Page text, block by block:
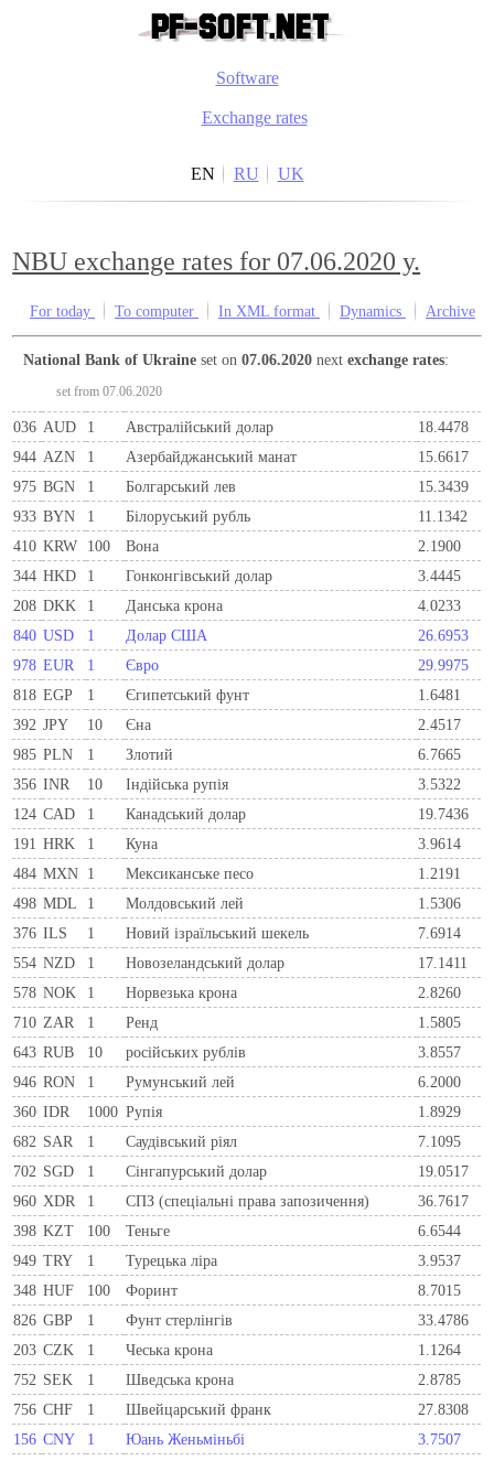
Software
Exchange rates
EN RU UK
NBU exchange rates for 07.06.2020 y.
For today To computer In XML format Dynamics Archive
National Bank of Ukraine set on07.06.2020 nextexchange rates:
set from 07.06.2020
036 AUD 1 Австралійський долар
18.4478
944 AZN 1 Азербайджанський манат
15.6617
975 BGN 1 Болгарський лев
15.3439
933 BYN 1 Бiлоруський рубль
11.1342
410 KRW 100 Вона
2.1900
344 HKD 1 Гонконгівський долар
3.4445
208 DKK 1 Данська крона
4.0233
840 USD 1 Долар США
26.6953
978 EUR 1 Євро
29.9975
818 EGP 1 Єгипетський фунт
1.6481
392 JPY 10 Єна
2.4517
985 PLN 1 Злотий
6.7665
356 INR 10 Індійська рупія
3.5322
124 CAD 1 Канадський долар
19.7436
191 HRK 1 Куна
3.9614
484 MXN 1 Мексиканське песо
1.2191
498 MDL 1 Молдовський лей
1.5306
376 ILS 1 Новий ізраїльський шекель
7.6914
554 NZD 1 Новозеландський долар
17.1411
578 NOK 1 Норвезька крона
2.8260
710 ZAR 1 Ренд
1.5805
643 RUB 10 російських рублів
3.8557
946 RON 1 Румунський лей
6.2000
360 IDR 1000 Рупія
1.8929
682 SAR 1 Саудівський ріял
7.1095
702 SGD 1 Сінгапурський долар
19.0517
960 XDR 1 СПЗ (спеціальні права запозичення)
36.7617
398 KZT 100 Теньге
6.6544
949 TRY 1 Турецька ліра
3.9537
348 HUF 100 Форинт
8.7015
826 GBP 1 Фунт стерлінгів
33.4786
203 CZK 1 Чеська крона
1.1264
752 SEK 1 Шведська крона
2.8785
756 CHF 1 Швейцарський франк
27.8308
156 CNY 1 Юань Женьміньбі 3.7507